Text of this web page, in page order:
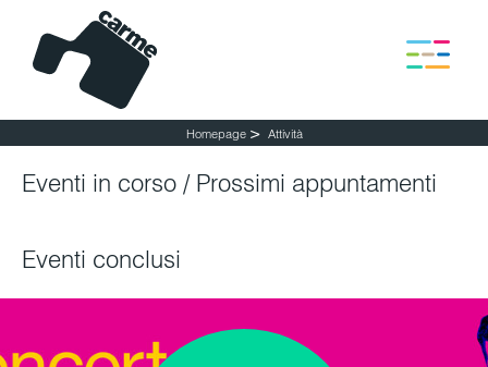
Contatti
Sostienici
Homepage> Attività
Eventi in corso / Prossimi appuntamenti
Eventi conclusi